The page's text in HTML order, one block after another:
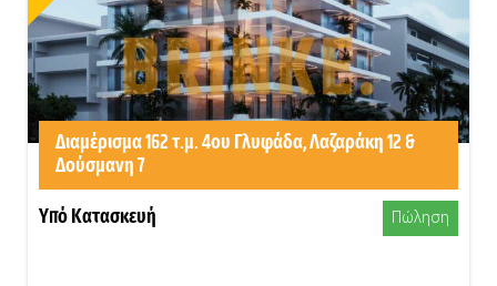
Διαμέρισμα 162 τ.μ. 4ου Γλυφάδα, Λαζαράκη 12 &
Δούσμανη 7
Υπό Κατασκευή
Πώληση